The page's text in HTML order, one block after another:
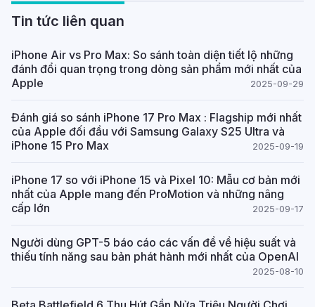
Tin tức liên quan
iPhone Air vs Pro Max: So sánh toàn diện tiết lộ những
đánh đổi quan trọng trong dòng sản phẩm mới nhất của
Apple
2025-09-29
Đánh giá so sánh iPhone 17 Pro Max : Flagship mới nhất
của Apple đối đầu với Samsung Galaxy S25 Ultra và
iPhone 15 Pro Max
2025-09-19
iPhone 17 so với iPhone 15 và Pixel 10: Mẫu cơ bản mới
nhất của Apple mang đến ProMotion và những nâng
cấp lớn
2025-09-17
Người dùng GPT-5 báo cáo các vấn đề về hiệu suất và
thiếu tính năng sau bản phát hành mới nhất của OpenAI
2025-08-10